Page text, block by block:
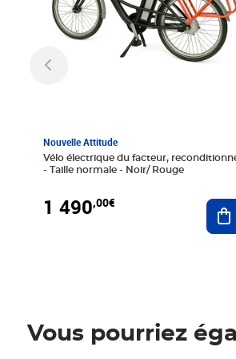
Nouvelle Attitude
Vélo électrique du facteur,
- Taille normale - Noir/ Rouge
1 490,00€
Vous pourriez